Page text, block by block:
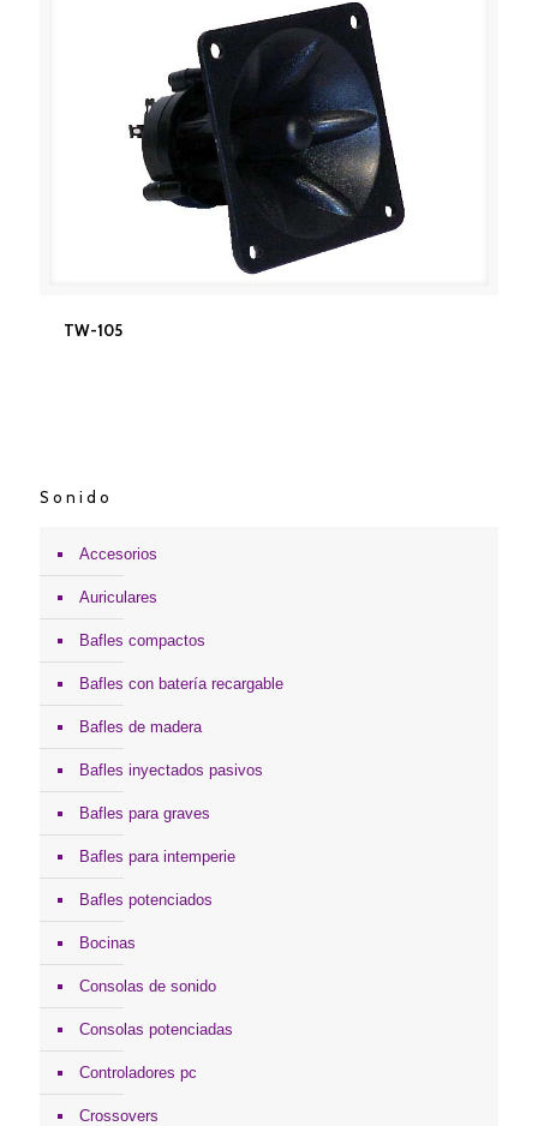
TW-105
Sonido
Accesorios
Auriculares
Bafles compactos
Bafles con batería recargable
Bafles de madera
Bafles inyectados pasivos
Bafles para graves
Bafles para intemperie
Bafles potenciados
Bocinas
Consolas de sonido
Consolas potenciadas
Controladores pc
Crossovers